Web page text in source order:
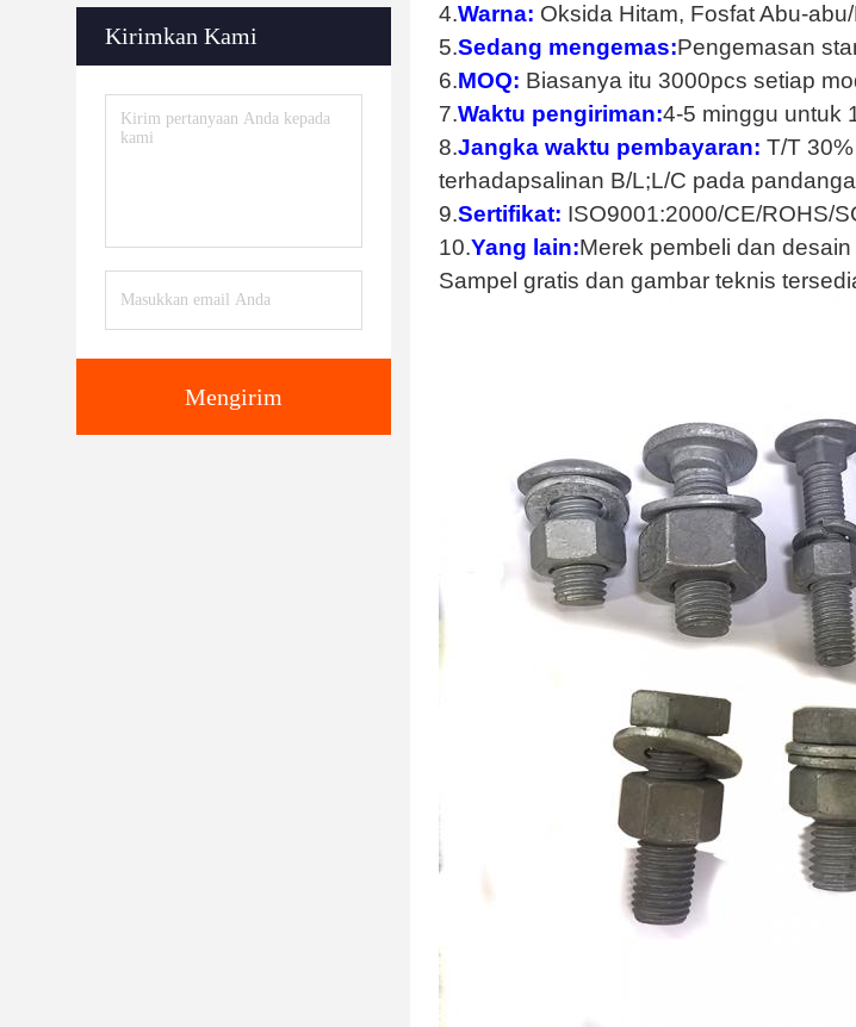
Kirimkan Kami
Mengirim
4.Warna: Oksida Hitam, Fosfat Abu-
5.Sedang mengemas:Pengemasan
6.MOQ: Biasanya itu 3000pcs setiap
7.Waktu pengiriman:4-5 minggu untuk
8.Jangka waktu pembayaran: T/T
terhadapsalinan B/L;L/C pada
9.Sertifikat: ISO9001:2000/CE/ROHS/
10.Yang lain:Merek pembeli dan
Sampel gratis dan gambar teknis